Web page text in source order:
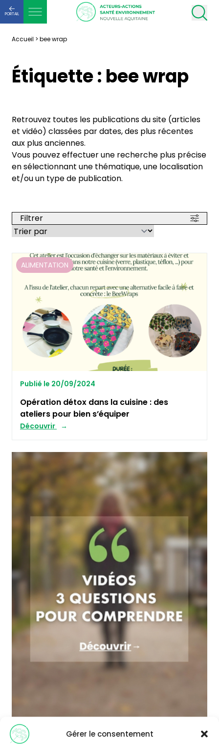
Gérer le consentement
PORTAIL
Accueil > bee wrap
Étiquette : bee wrap
Retrouvez toutes les publications du site (articles
et vidéo) classées par dates, des plus récentes
aux plus anciennes.
Vous pouvez effectuer une recherche plus précise
en sélectionnant une thématique, une localisation
et/ou un type de publication.
Filtrer
ALIMENTATION
Publié le 20/09/2024
Opération détox dans la cuisine : des
ateliers pour bien s’équiper
Découvrir